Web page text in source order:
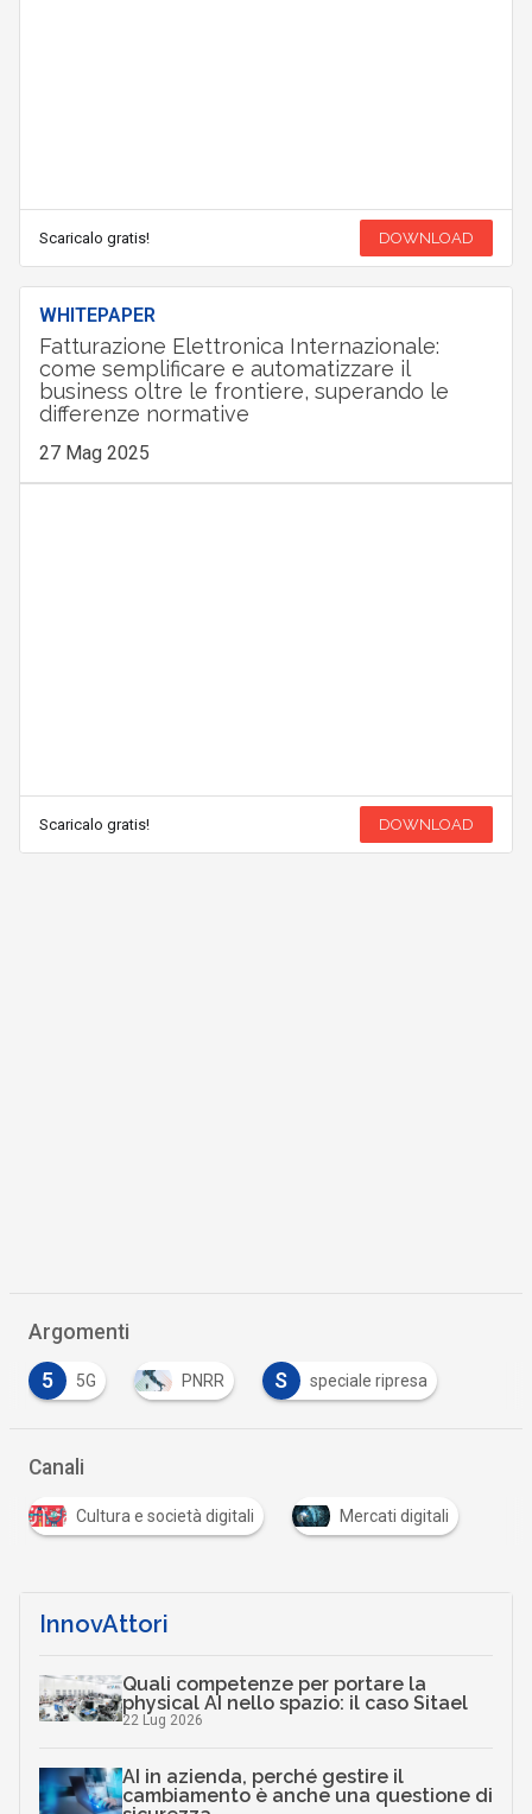
Scaricalo gratis! DOWNLOAD
WHITEPAPER
Fatturazione Elettronica Internazionale:
come semplificare e automatizzare il
business oltre le frontiere, superando le
differenze normative
27 Mag 2025
Scaricalo gratis! DOWNLOAD
Argomenti
5 5G PNRR S speciale ripresa
Canali
Cultura e società digitali Mercati digitali
InnovAttori
Quali competenze per portare la
physical AI nello spazio: il caso Sitael
22 Lug 2026
AI in azienda, perché gestire il
cambiamento è anche una questione di